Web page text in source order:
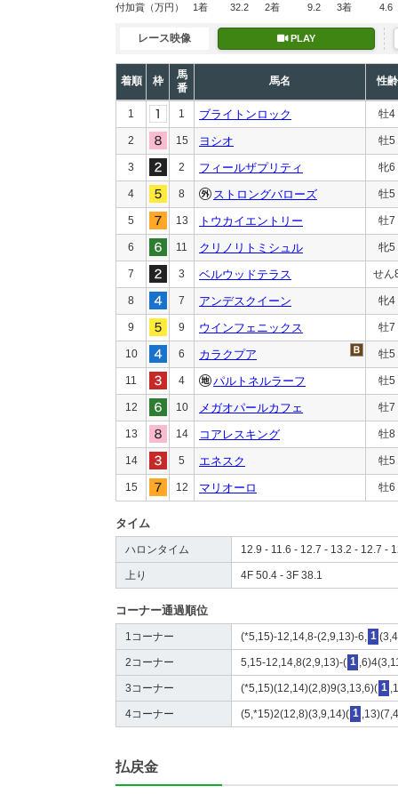
付加賞 （万円） 1着 32.2 2着 9.2 3着 4.6
レース映像 PLAY
着順 枠
馬
番
馬名 性齢
1 1 ブライトンロック 牡4
2 15 ヨシオ 牡5
3 2 フィールザプリティ 牝6
4 8 ストロングバローズ 牡5
5 13 トウカイエントリー 牡7
6 11 クリノリトミシュル 牝5
7 3 ベルウッドテラス せん
8 7 アンデスクイーン 牝4
9 9 ウインフェニックス 牡7
10 6 カラクプア 牡5
11 4 パルトネルラーフ 牡5
12 10 メガオパールカフェ 牡7
13 14 コアレスキング 牡8
14 5 エネスク 牡5
15 12 マリオーロ 牡6
タイム
ハロンタイム 12.9 - 11.6 - 12.7 - 13.2 - 12.7 -
上り 4F 50.4 - 3F 38.1
コーナー通過順位
1コーナー (*5,15)-12,14,8-(2,9,13)-6, 1
2コーナー 5,15-12,14,8(2,9,13)-( 1
3コーナー (*5,15)(12,14)(2,8)9(3,13,6)( 1
4コーナー (5,*15)2(12,8)(3,9,14)( 1
払戻金